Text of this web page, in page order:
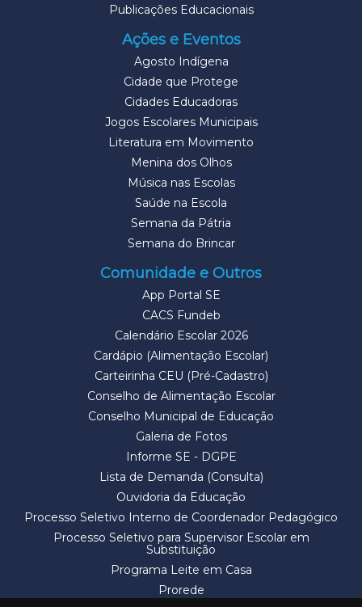
Publicações Educacionais
Ações e Eventos
Agosto Indígena
Cidade que Protege
Cidades Educadoras
Jogos Escolares Municipais
Literatura em Movimento
Menina dos Olhos
Música nas Escolas
Saúde na Escola
Semana da Pátria
Semana do Brincar
Comunidade e Outros
App Portal SE
CACS Fundeb
Calendário Escolar 2026
Cardápio (Alimentação Escolar)
Carteirinha CEU (Pré-Cadastro)
Conselho de Alimentação Escolar
Conselho Municipal de Educação
Galeria de Fotos
Informe SE - DGPE
Lista de Demanda (Consulta)
Ouvidoria da Educação
Processo Seletivo Interno de Coordenador Pedagógico
Processo Seletivo para Supervisor Escolar em
Substituição
Programa Leite em Casa
Prorede